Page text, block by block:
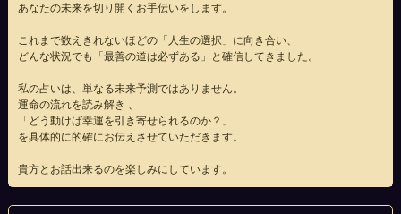
あなたの未来を切り開くお手伝いをします。
これまで数えきれないほどの「人生の選択」に向き合い、
どんな状況でも「最善の道は必ずある」と確信してきました。
私の占いは、単なる未来予測ではありません。
運命の流れを読み解き 、
「どう動けば幸運を引き寄せられるのか？」
を具体的に的確にお伝えさせていただきます。
貴方とお話出来るのを楽しみにしています。